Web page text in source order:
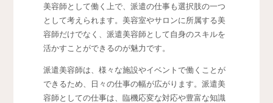
美容師として働く上で、派遣の仕事も選択肢の一つ
として考えられます。美容室やサロンに所属する美
容師だけでなく、派遣美容師として自身のスキルを
活かすことができるのが魅力です。
派遣美容師は、様々な施設やイベントで働くことが
できるため、日々の仕事の幅が広がります。派遣美
容師としての仕事は、臨機応変な対応や豊富な知識